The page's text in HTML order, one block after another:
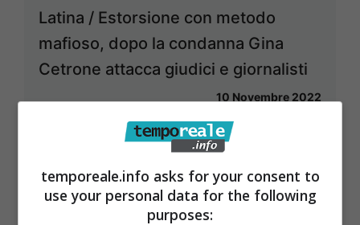
Latina / Estorsione con metodo
mafioso, dopo la condanna Gina
Cetrone attacca giudici e giornalisti
10 Novembre 2022
temporeale.info asks for your consent to
use your personal data for the following
purposes: